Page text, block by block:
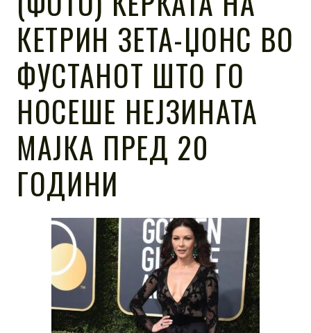
КЕТРИН ЗЕТА-ЏОНС ВО
ФУСТАНОТ ШТО ГО
НОСЕШЕ НЕЈЗИНАТА
МАЈКА ПРЕД 20
ГОДИНИ